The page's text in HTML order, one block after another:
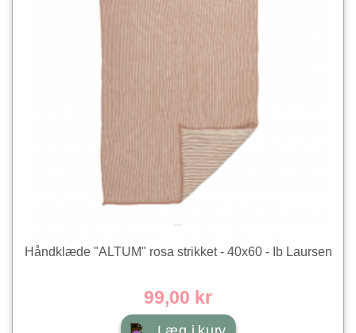
Håndklæde "ALTUM" rosa strikket - 40x60 - Ib Laursen
99,00 kr